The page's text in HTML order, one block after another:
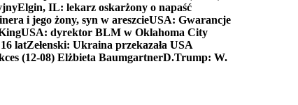
Elgin, IL: lekarz oskarżony o napaść
i jego żony, syn w areszcieUSA: Gwarancje
USA: dyrektor BLM w Oklahoma City
latZełenski: Ukraina przekazała USA
(12-08) Elżbieta BaumgartnerD.Trump: W.